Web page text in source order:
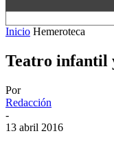
Inicio Hemeroteca
Teatro infantil
Por
Redacción
-
13 abril 2016